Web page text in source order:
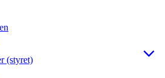
(styret)